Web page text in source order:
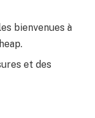
bienvenues à
et des